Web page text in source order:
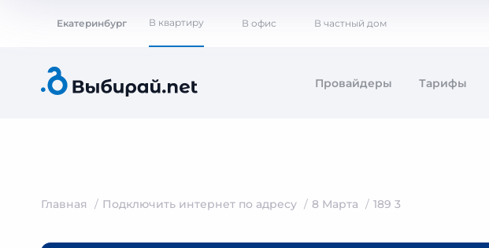
Екатеринбург В квартиру В офис В частный дом
Провайдеры Тарифы
Главная Подключить интернет по адресу 8 Марта 189 3